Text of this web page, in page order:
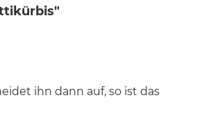
ihn dann auf, so ist das